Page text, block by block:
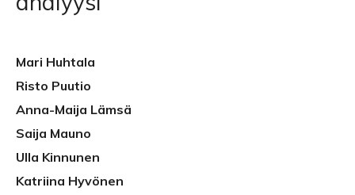
Mari Huhtala
Risto Puutio
Anna-Maija Lämsä
Saija Mauno
Ulla Kinnunen
Katriina Hyvönen